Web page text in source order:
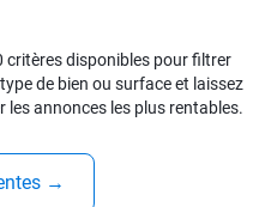
critères disponibles pour filtrer
de bien ou surface et laissez
annonces les plus rentables.
→